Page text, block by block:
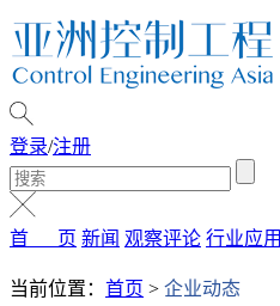
登录/注册
首 页 新闻 观察评论 行业应用
当前位置： 首页 > 企业动态